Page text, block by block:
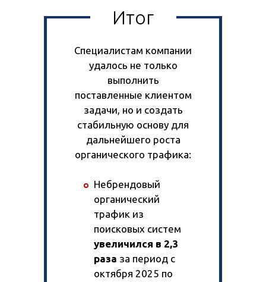
Итог
Специалистам компании
удалось не только
выполнить
поставленные клиентом
задачи, но и создать
стабильную основу для
дальнейшего роста
органического трафика:
Небрендовый
органический
трафик из
поисковых систем
увеличился в 2,3
раза за период с
октября 2025 по